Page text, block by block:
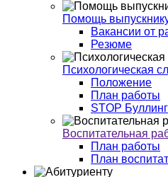
Помощь
Вакансии от
Резюме
Психологическая
Положение
План работы
STOP Буллинг
Воспитательная
План работы
План